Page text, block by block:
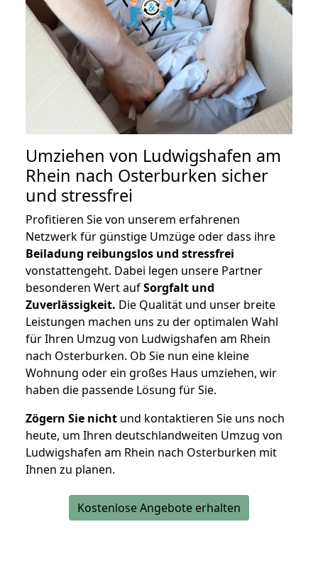
Umziehen von Ludwigshafen am
Rhein nach Osterburken sicher
und stressfrei
Profitieren Sie von unserem erfahrenen
Netzwerk für günstige Umzüge oder dass ihre
Beiladung reibungslos und stressfrei
vonstattengeht. Dabei legen unsere Partner
besonderen Wert aufSorgfalt und
Zuverlässigkeit. Die Qualität und unser breite
Leistungen machen uns zu der optimalen Wahl
für Ihren Umzug von Ludwigshafen am Rhein
nach Osterburken. Ob Sie nun eine kleine
Wohnung oder ein großes Haus umziehen, wir
haben die passende Lösung für Sie.
Zögern Sie nicht und kontaktieren Sie uns noch
heute, um Ihren deutschlandweiten Umzug von
Ludwigshafen am Rhein nach Osterburken mit
Ihnen zu planen.
Kostenlose Angebote erhalten